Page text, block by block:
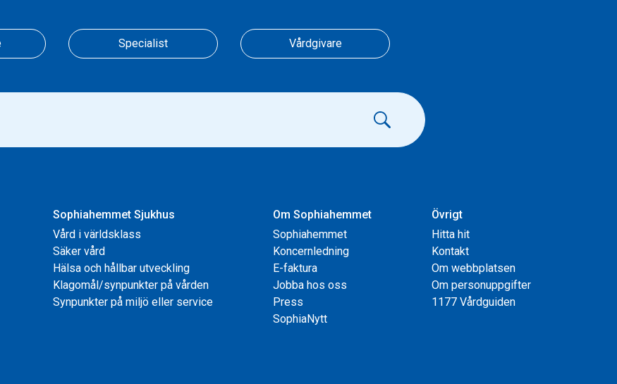
Specialist Vårdgivare
Sophiahemmet Sjukhus
Vård i världsklass
Säker vård
Hälsa och hållbar utveckling
Klagomål/synpunkter på vården
Synpunkter på miljö eller service
Om Sophiahemmet
Sophiahemmet
Koncernledning
E-faktura
Jobba hos oss
Press
SophiaNytt
Övrigt
Hitta hit
Kontakt
Om webbplatsen
Om personuppgifter
1177 Vårdguiden